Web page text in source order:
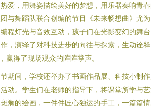
爱，用舞姿描绘美好的梦想，用乐器奏响青
与舞蹈队联合创编的节目《未来畅想曲》尤
程灯光与音效互动，孩子们在光影变幻的舞台
，演绎了对科技进步的向往与探索，生动诠释
赢得了现场观众的阵阵掌声。
期间，学校还举办了书画作品展、科技小制
动。学生们在老师的指导下，将课堂所学与
斓的绘画，一件件匠心独运的手工，一篇篇